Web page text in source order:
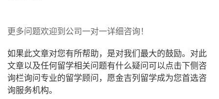
更多问题欢迎到公司一对一详细咨询！
如果此文章对您有所帮助，是对我们最大的鼓励。对此
文章以及任何留学相关问题有什么疑问可以点击下侧咨
询栏询问专业的留学顾问，愿金吉列留学成为您首选咨
询服务机构。